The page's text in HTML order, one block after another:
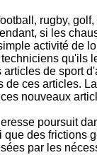
rugby,
si les
activité de
de sport
ces articles.
nouveaux
poursuit
des
par les